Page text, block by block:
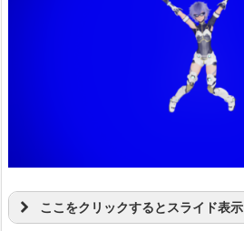
ここをクリックするとスライド表示